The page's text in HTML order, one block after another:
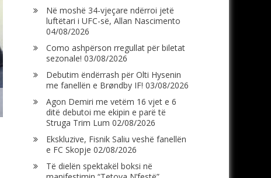
Në moshë 34-vjeçare ndërroi jetë
luftëtari i UFC-së, Allan Nascimento
04/08/2026
Como ashpërson rregullat për biletat
sezonale! 03/08/2026
Debutim ëndërrash për Olti Hysenin
me fanellën e Brøndby IF! 03/08/2026
Agon Demiri me vetëm 16 vjet e 6
ditë debutoi me ekipin e parë të
Struga Trim Lum 02/08/2026
Ekskluzive, Fisnik Saliu veshë fanellën
e FC Skopje 02/08/2026
Të dielën spektakël boksi në